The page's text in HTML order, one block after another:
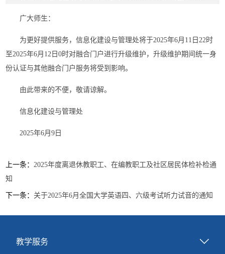
广大师生：
为更好提供服务，信息化建设与管理处将于2025年6月11日22时
至2025年6月12日0时对融合门户进行升级维护，升级维护期间统一身
份认证与其他融合门户服务将受到影响。
由此带来的不便，敬请谅解。
信息化建设与管理处
2025年6月9日
上一条：2025年度离退休教职工、在编教职工及社区居民体检补检通
知
下一条： 关于2025年6月全国大学英语四、六级考试听力试音的通知
教学服务